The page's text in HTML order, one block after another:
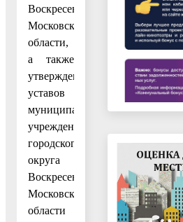
Воскресенск
Московской
области,
а также
утверждения
уставов
муниципальных
учреждений
городского
округа
Воскресенск
Московской
области